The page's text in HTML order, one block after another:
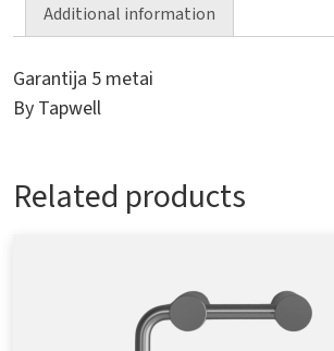
Additional information
Garantija 5 metai
By Tapwell
Related products